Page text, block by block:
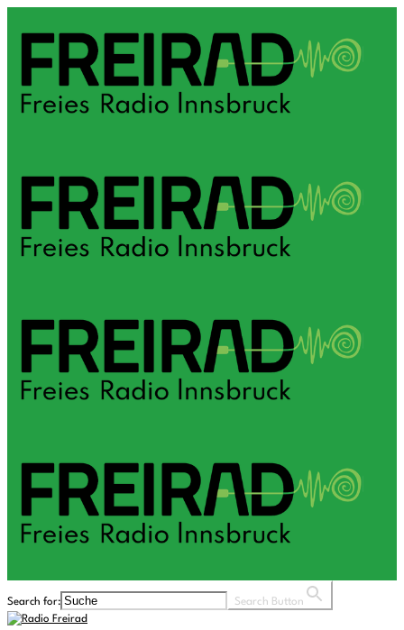
Search for: Search Button